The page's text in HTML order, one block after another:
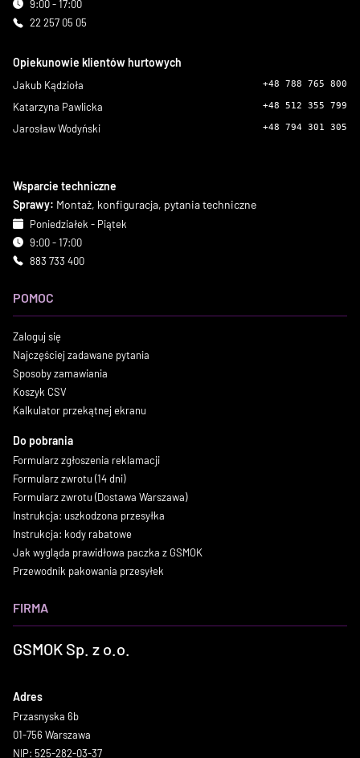
9:00 - 17:00
22 257 05 05
Opiekunowie klientów hurtowych
Jakub Kądzioła +48 788 765 800
Katarzyna Pawlicka +48 512 355 799
Jarosław Wodyński +48 794 301 305
Wsparcie techniczne
Sprawy: Montaż, konfiguracja, pytania techniczne
Poniedziałek - Piątek
9:00 - 17:00
883 733 400
POMOC
Zaloguj się
Najczęściej zadawane pytania
Sposoby zamawiania
Koszyk CSV
Kalkulator przekątnej ekranu
Do pobrania
Formularz zgłoszenia reklamacji
Formularz zwrotu (14 dni)
Formularz zwrotu (Dostawa Warszawa)
Instrukcja: uszkodzona przesyłka
Instrukcja: kody rabatowe
Jak wygląda prawidłowa paczka z GSMOK
Przewodnik pakowania przesyłek
FIRMA
GSMOK Sp. z o.o.
Adres
Przasnyska 6b
01-756 Warszawa
NIP: 525-282-03-37